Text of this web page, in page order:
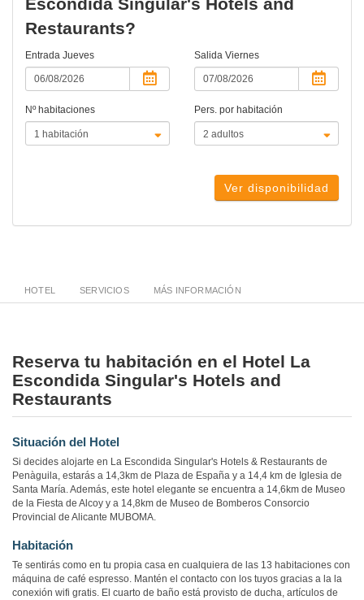
Escondida Singular's Hotels and
Restaurants?
Entrada Jueves Salida Viernes
Nº habitaciones Pers. por habitación
Ver disponibilidad
HOTEL SERVICIOS MÁS INFORMACIÓN
Reserva tu habitación en el Hotel La
Escondida Singular's Hotels and
Restaurants
Situación del Hotel
Si decides alojarte en La Escondida Singular's Hotels & Restaurants de
Penàguila, estarás a 14,3km de Plaza de España y a 14,4 km de Iglesia de
Santa María. Además, este hotel elegante se encuentra a 14,6km de Museo
de la Fiesta de Alcoy y a 14,8km de Museo de Bomberos Consorcio
Provincial de Alicante MUBOMA.
Habitación
Te sentirás como en tu propia casa en cualquiera de las 13 habitaciones con
máquina de café espresso. Mantén el contacto con los tuyos gracias a la la
conexión wifi gratis. El cuarto de baño está provisto de ducha, artículos de